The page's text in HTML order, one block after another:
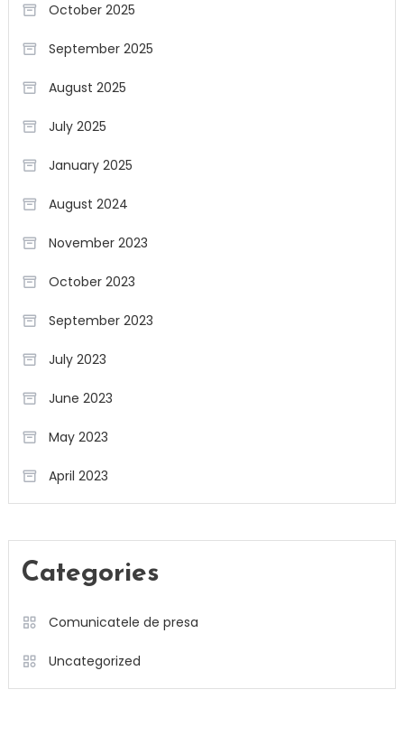
October 2025
September 2025
August 2025
July 2025
January 2025
August 2024
November 2023
October 2023
September 2023
July 2023
June 2023
May 2023
April 2023
Categories
Comunicatele de presa
Uncategorized